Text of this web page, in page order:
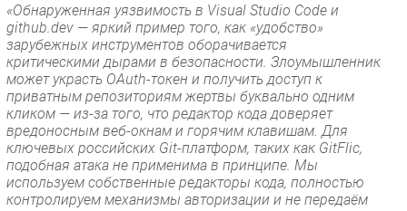
«Обнаруженная уязвимость в Visual Studio Code и
github.dev — яркий пример того, как «удобство»
зарубежных инструментов оборачивается
критическими дырами в безопасности. Злоумышленник
может украсть OAuth-токен и получить доступ к
приватным репозиториям жертвы буквально одним
кликом — из-за того, что редактор кода доверяет
вредоносным веб-окнам и горячим клавишам. Для
ключевых российских Git-платформ, таких как GitFlic,
подобная атака не применима в принципе. Мы
используем собственные редакторы кода, полностью
контролируем механизмы авторизации и не передаём